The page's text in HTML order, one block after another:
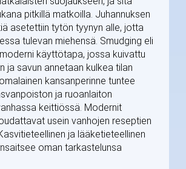
pitkillä matkoilla. Juhannuksen
asetettiin tytön tyynyn alle, jotta
tulevan miehensä. Smudging eli
käyttötapa, jossa kuivattu
ja savun annetaan kulkea tilan
kansanperinne tuntee
ja ruoanlaiton
keittiössä. Modernit
usein vanhojen reseptien
ja lääketieteellinen
oman tarkastelunsa